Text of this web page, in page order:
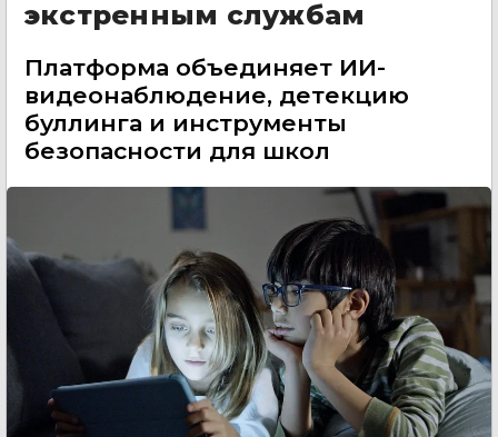
экстренным службам
Платформа объединяет ИИ-
видеонаблюдение, детекцию
буллинга и инструменты
безопасности для школ